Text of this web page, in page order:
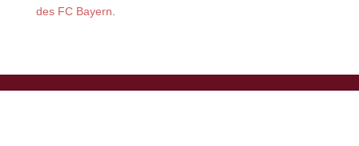
des FC Bayern